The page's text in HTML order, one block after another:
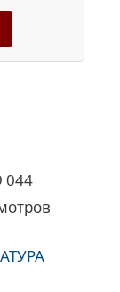
044